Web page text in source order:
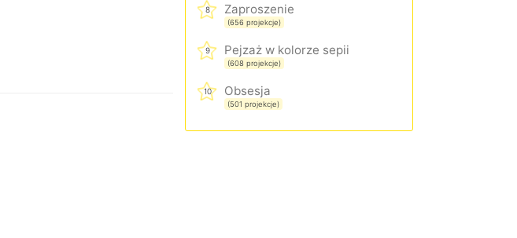
8 Zaproszenie
(656 projekcje)
9 Pejzaż w kolorze sepii
(608 projekcje)
10 Obsesja
(501 projekcje)